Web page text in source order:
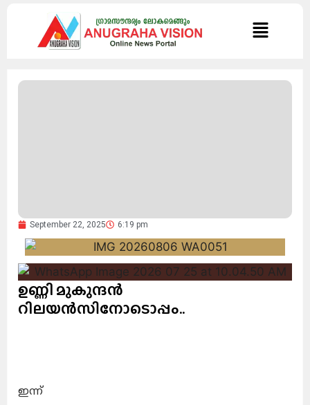
September 22, 2025 6:19 pm
ഉണ്ണി മുകുന്ദൻ
റിലയൻസിനോടൊപ്പം..
ഇന്ന്